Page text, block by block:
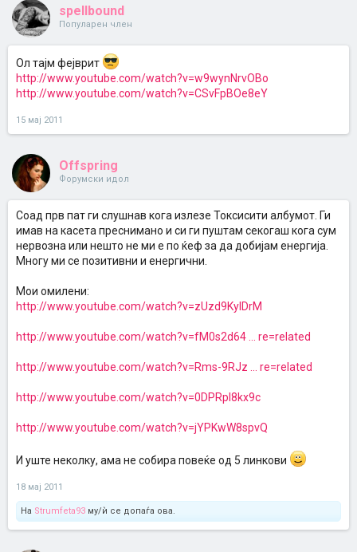
spellbound
Популарен член
Oл тајм фејврит
http://www.youtube.com/watch?v=w9wynNrvOBo
http://www.youtube.com/watch?v=CSvFpBOe8eY
15 мај 2011
Offspring
Форумски идол
Соад прв пат ги слушнав кога излезе Токсисити албумот. Ги
имав на касета преснимано и си ги пуштам секогаш кога сум
нервозна или нешто не ми е по ќеф за да добијам енергија.
Многу ми се позитивни и енергични.
Мои омилени:
http://www.youtube.com/watch?v=zUzd9KyIDrM
http://www.youtube.com/watch?v=fM0s2d64 ... re=related
http://www.youtube.com/watch?v=Rms-9RJz ... re=related
http://www.youtube.com/watch?v=0DPRpl8kx9c
http://www.youtube.com/watch?v=jYPKwW8spvQ
И уште неколку, ама не собира повеќе од 5 линкови
18 мај 2011
На Strumfeta93 му/ѝ се допаѓа ова.